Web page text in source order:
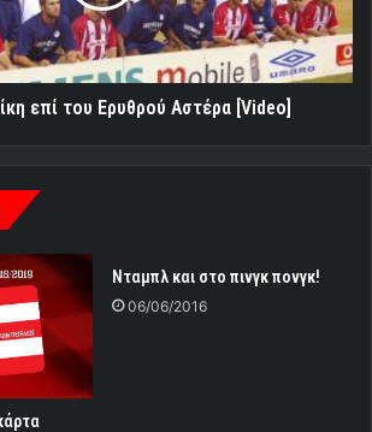
επί του Ερυθρού Αστέρα [Video]
Νταμπλ και στο πινγκ πονγκ!
06/06/2016